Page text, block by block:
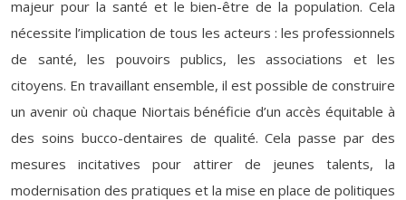
majeur pour la santé et le bien-être de la population. Cela
nécessite l’implication de tous les acteurs : les professionnels
de santé, les pouvoirs publics, les associations et les
citoyens. En travaillant ensemble, il est possible de construire
un avenir où chaque Niortais bénéficie d’un accès équitable à
des soins bucco-dentaires de qualité. Cela passe par des
mesures incitatives pour attirer de jeunes talents, la
modernisation des pratiques et la mise en place de politiques